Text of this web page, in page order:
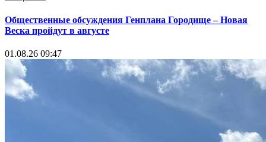
Общественные обсуждения Генплана Городище – Новая
Веска пройдут в августе
01.08.26 09:47